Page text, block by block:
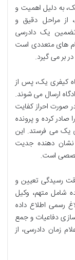
به دلیل اهمیت و
مراحل دقیق و
تضمین یک دادرسی
های متعددی است
بر می گیرد.
کیفری یک، پس از
ارسال می شوند.
صورت احراز کفایت
صادر کرده و پرونده
یک می فرستد. این
نشان دهنده جدیت
تخصصی است.
رسیدگی تعیین و
شامل متهم، وکیل
رسمی اطلاع داده
سازی دفاعیات و جمع
زمان دادرسی، از